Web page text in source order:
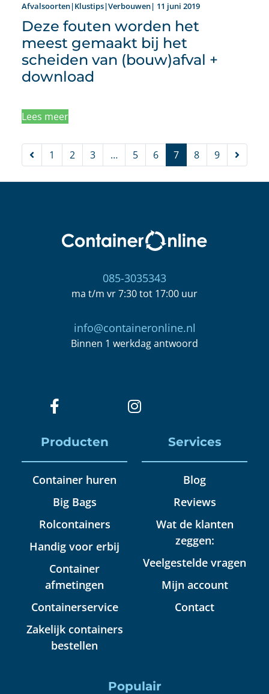
Afvalsoorten|Klustips|Verbouwen| 11 juni 2019
Deze fouten worden het
meest gemaakt bij het
scheiden van (bouw)afval +
download
Lees meer
Vorige
1 2 3 … 5 6 7 8 9
085-3035343
ma t/m vr 7:30 tot 17:00 uur
info@containeronline.nl
Binnen 1 werkdag antwoord
Producten
Container huren
Big Bags
Rolcontainers
Handig voor erbij
Container
afmetingen
Containerservice
Zakelijk containers
bestellen
Services
Blog
Reviews
Wat de klanten
zeggen:
Veelgestelde vragen
Mijn account
Contact
Populair